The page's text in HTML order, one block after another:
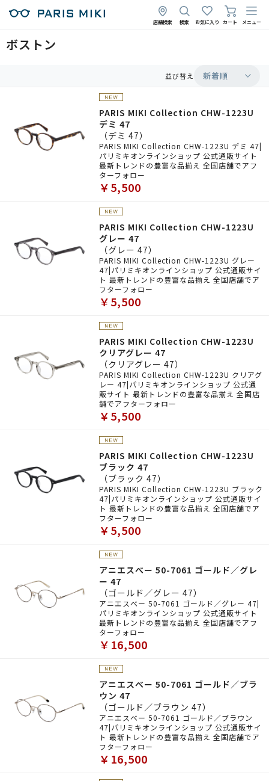
店舗検索 検索 お気に入り カート メニュー
ボストン
並び替え 新着順
PARIS MIKI Collection CHW-1223U
デミ 47
（デミ 47）
PARIS MIKI Collection CHW-1223U デミ 47|
パリミキオンラインショップ 公式通販サイト
最新トレンドの豊富な品揃え 全国店舗でアフ
ターフォロー
￥5,500
PARIS MIKI Collection CHW-1223U
グレー 47
（グレー 47）
PARIS MIKI Collection CHW-1223U グレー
47|パリミキオンラインショップ 公式通販サイ
ト 最新トレンドの豊富な品揃え 全国店舗でア
フターフォロー
￥5,500
PARIS MIKI Collection CHW-1223U
クリアグレー 47
（クリアグレー 47）
PARIS MIKI Collection CHW-1223U クリアグ
レー 47|パリミキオンラインショップ 公式通
販サイト 最新トレンドの豊富な品揃え 全国店
舗でアフターフォロー
￥5,500
PARIS MIKI Collection CHW-1223U
ブラック 47
（ブラック 47）
PARIS MIKI Collection CHW-1223U ブラック
47|パリミキオンラインショップ 公式通販サイ
ト 最新トレンドの豊富な品揃え 全国店舗でア
フターフォロー
￥5,500
アニエスべー 50-7061 ゴールド／グレ
ー 47
（ゴールド／グレー 47）
アニエスべー 50-7061 ゴールド／グレー 47|
パリミキオンラインショップ 公式通販サイト
最新トレンドの豊富な品揃え 全国店舗でアフ
ターフォロー
￥16,500
アニエスべー 50-7061 ゴールド／ブラ
ウン 47
（ゴールド／ブラウン 47）
アニエスべー 50-7061 ゴールド／ブラウン
47|パリミキオンラインショップ 公式通販サイ
ト 最新トレンドの豊富な品揃え 全国店舗でア
フターフォロー
￥16,500